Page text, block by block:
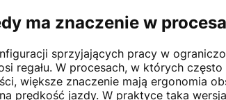
ma znaczenie w
sprzyjających pracy w
regału. W procesach, w których
większe znaczenie mają ergonomia
prędkość jazdy. W praktyce taka